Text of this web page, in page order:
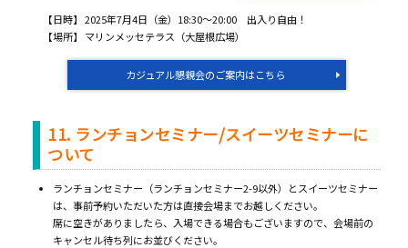
【日時】 2025年7月4日（金）18:30～20:00 出入り自由！
【場所】 マリンメッセテラス（大屋根広場）
カジュアル懇親会のご案内はこちら
11. ランチョンセミナー/スイーツセミナーに
ついて
ランチョンセミナー（ランチョンセミナー2-9以外）とスイーツセミナー
は、事前予約いただいた方は直接会場までお越しください。
席に空きがありましたら、入場できる場合もございますので、会場前の
キャンセル待ち列にお並びください。